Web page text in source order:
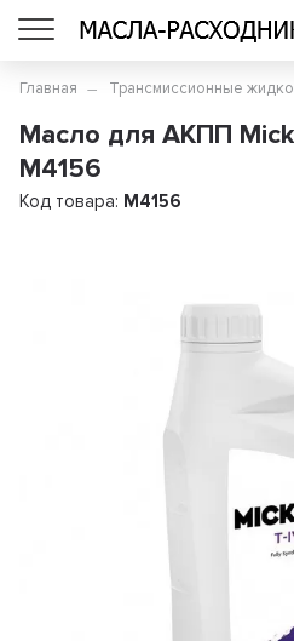
Главная Трансмиссионные
Масло для АКПП
M4156
Код товара: M4156